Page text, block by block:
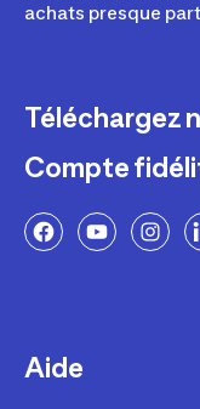
achats presque
Téléchargez
Compte
Aide